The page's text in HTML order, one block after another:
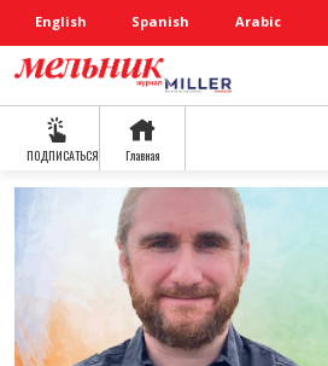
English Spanish Arabic
ПОДПИСАТЬСЯ Главная